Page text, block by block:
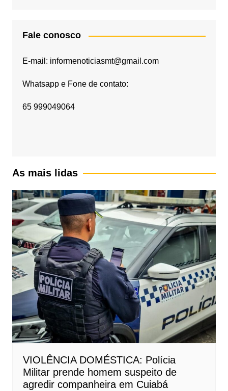
Fale conosco
E-mail: informenoticiasmt@gmail.com
Whatsapp e Fone de contato:
65 999049064
As mais lidas
VIOLÊNCIA DOMÉSTICA: Polícia
Militar prende homem suspeito de
agredir companheira em Cuiabá